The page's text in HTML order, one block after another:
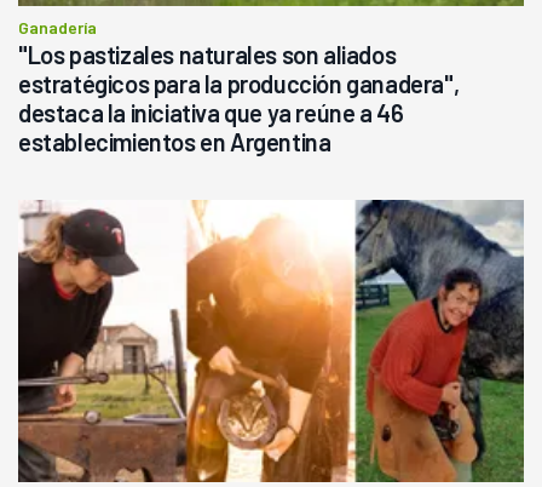
Ganadería
"Los pastizales naturales son aliados
estratégicos para la producción ganadera",
destaca la iniciativa que ya reúne a 46
establecimientos en Argentina